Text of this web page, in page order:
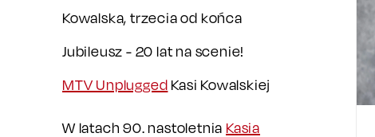
Kowalska, trzecia od końca
Jubileusz - 20 lat na scenie!
MTV Unplugged Kasi Kowalskiej
W latach 90. nastoletnia Kasia